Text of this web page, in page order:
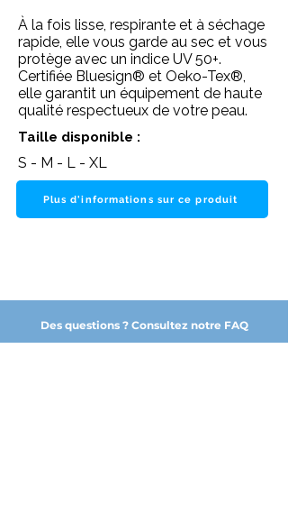
À la fois lisse, respirante et à séchage
rapide, elle vous garde au sec et vous
protège avec un indice UV 50+.
Certifiée Bluesign® et Oeko-Tex®,
elle garantit un équipement de haute
qualité respectueux de votre peau.
Taille disponible :
S - M - L - XL
Plus d'informations sur ce produit
Des questions ? Consultez notre FAQ